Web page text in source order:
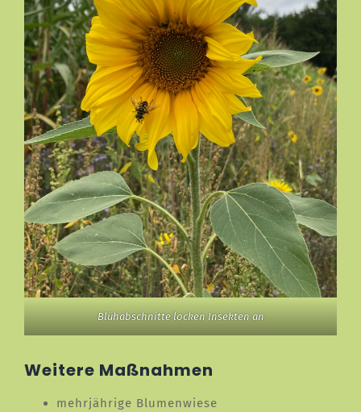
Blühabschnitte locken Insekten an
Weitere Maßnahmen
mehrjährige Blumenwiese